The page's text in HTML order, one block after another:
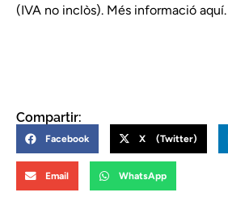
(IVA no inclòs). Més informació aquí.
Compartir:
Facebook X (Twitter)
Email WhatsApp